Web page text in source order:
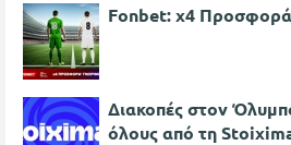
Fonbet: x4
Διακοπές στον
όλους από τη